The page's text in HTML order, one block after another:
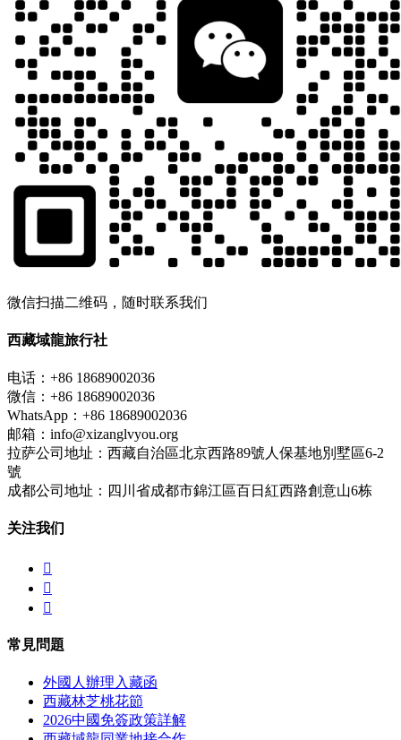
微信扫描二维码，随时联系我们
西藏域龍旅行社
电话：+86 18689002036
微信：+86 18689002036
WhatsApp：+86 18689002036
邮箱：info@xizanglvyou.org
拉萨公司地址：西藏自治區北京西路89號人保基地別墅區6-2
號
成都公司地址：四川省成都市錦江區百日紅西路創意山6栋
关注我们



常見問題
外國人辦理入藏函
西藏林芝桃花節
2026中國免簽政策詳解